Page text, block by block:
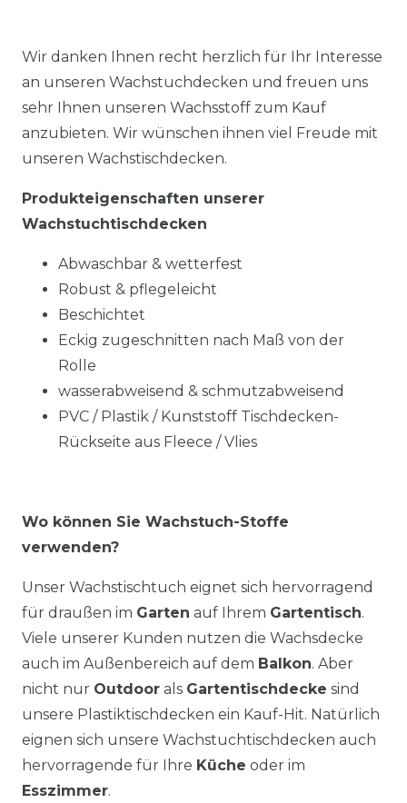
Wir danken Ihnen recht herzlich für Ihr Interesse
an unseren Wachstuchdecken und freuen uns
sehr Ihnen unseren Wachsstoff zum Kauf
anzubieten. Wir wünschen ihnen viel Freude mit
unseren Wachstischdecken.
Produkteigenschaften unserer
Wachstuchtischdecken
Abwaschbar & wetterfest
Robust & pflegeleicht
Beschichtet
Eckig zugeschnitten nach Maß von der
Rolle
wasserabweisend & schmutzabweisend
PVC / Plastik / Kunststoff Tischdecken-
Rückseite aus Fleece / Vlies
Wo können Sie Wachstuch-Stoffe
verwenden?
Unser Wachstischtuch eignet sich hervorragend
für draußen im Garten auf Ihrem Gartentisch.
Viele unserer Kunden nutzen die Wachsdecke
auch im Außenbereich auf dem Balkon. Aber
nicht nur Outdoor als Gartentischdecke sind
unsere Plastiktischdecken ein Kauf-Hit. Natürlich
eignen sich unsere Wachstuchtischdecken auch
hervorragende für Ihre Küche oder im
Esszimmer.